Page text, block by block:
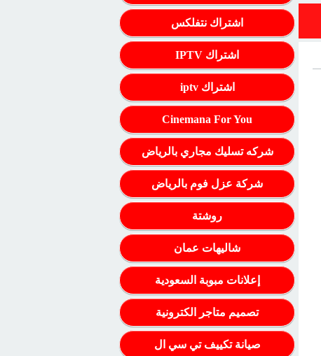
اشتراك نتفلكس
اشتراك IPTV
اشتراك iptv
Cinemana For You
شركه تسليك مجاري بالرياض
شركة عزل فوم بالرياض
روشتة
شاليهات عمان
إعلانات مبوبة السعودية
تصميم متاجر الكترونية
صيانة تكييف تي سي ال